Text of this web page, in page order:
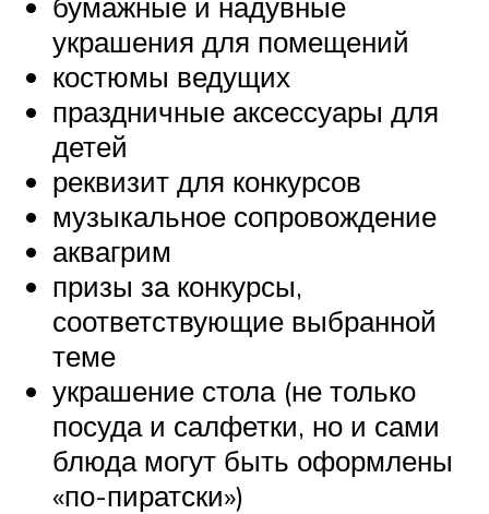
украшения для помещений
костюмы ведущих
праздничные аксессуары для
детей
реквизит для конкурсов
музыкальное сопровождение
аквагрим
призы за конкурсы,
соответствующие выбранной
теме
украшение стола (не только
посуда и салфетки, но и сами
блюда могут быть оформлены
«по-пиратски»)